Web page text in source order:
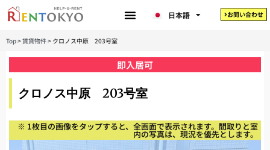
日本語
Tiếng Việt
お問い合わせ
Top>賃貸物件> クロノス中原 203号室
クロノス中原 203号室
即入居可
※ 1枚目の画像をタップすると、全画面で表示されます。間取りと室
内の写真は、現況を優先とします。